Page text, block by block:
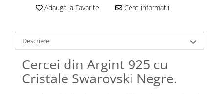
Lănțișoare cu Semilună
Lănțișoare cu Molecule
Lănțișoare cu Pietre Naturale
Lănțișoare Argint Diverse
COLIERE CU PERLE
Adauga la Favorite Cere informatii
Descriere
Cercei din Argint 925 cu
Cristale Swarovski Negre.